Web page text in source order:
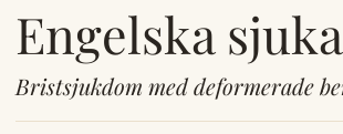
Engelska
Bristsjukdom med deformerade